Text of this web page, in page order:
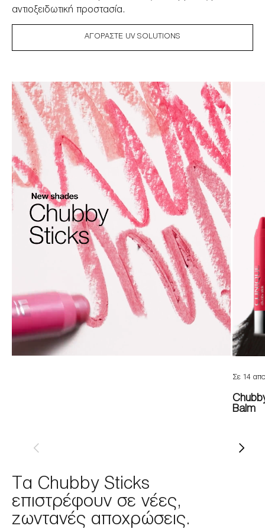
αντιοξειδωτική προστασία.
ΑΓΟΡΆΣΤΕ UV SOLUTIONS
Σε 14
Balm
Τα Chubby Sticks
επιστρέφουν σε νέες,
ζωντανές αποχρώσεις.